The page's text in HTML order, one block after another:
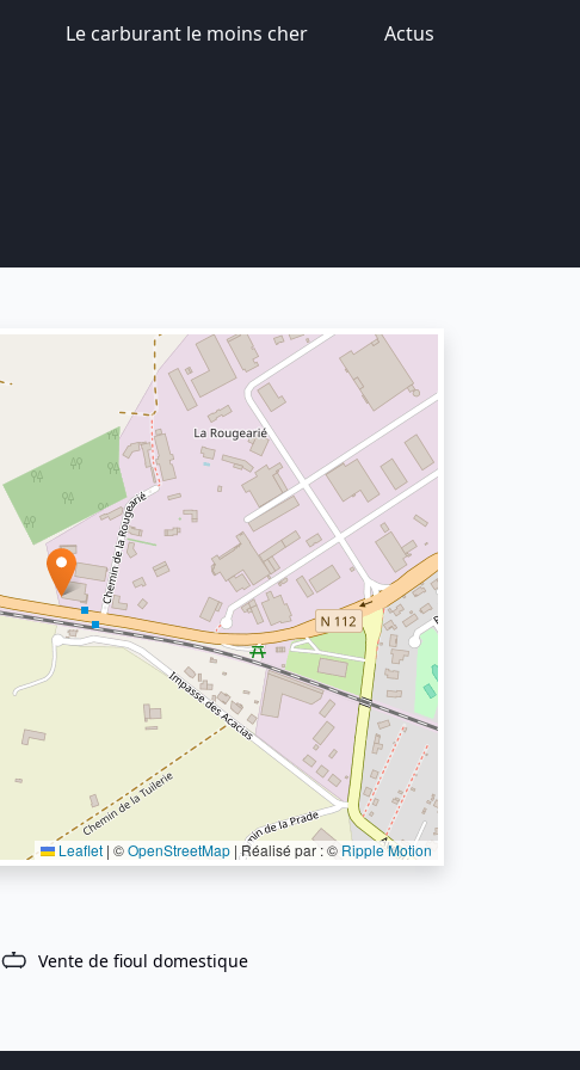
Le carburant le moins cher Actus
Leaflet | ©OpenStreetMap | Réalisé par : © Ripple Motion
Vente de fioul domestique